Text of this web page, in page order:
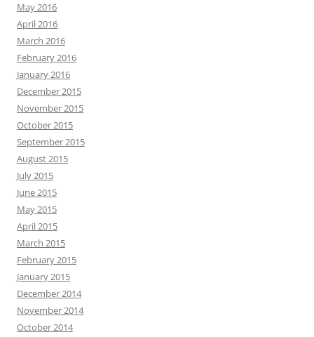
May 2016
April 2016
March 2016
February 2016
January 2016
December 2015
November 2015
October 2015
September 2015
August 2015
July 2015
June 2015
May 2015
April 2015
March 2015
February 2015
January 2015
December 2014
November 2014
October 2014